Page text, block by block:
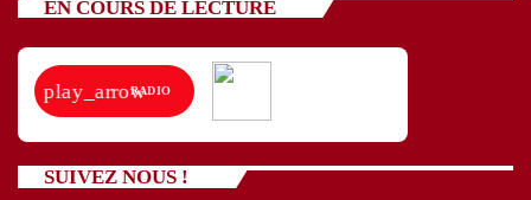
EN COURS DE LECTURE
play_arrowRADIO
SUIVEZ NOUS !